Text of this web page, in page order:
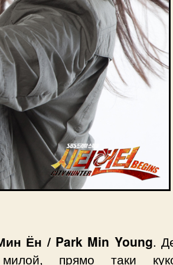
Ён / Park Min Young.
прямо таки